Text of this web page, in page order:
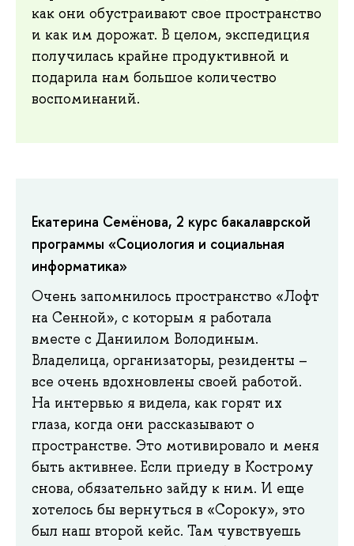
как они обустраивают свое пространство
и как им дорожат. В целом, экспедиция
получилась крайне продуктивной и
подарила нам большое количество
воспоминаний.
Екатерина Семёнова, 2 курс бакалаврской
программы «Социология и социальная
информатика»
Очень запомнилось пространство «Лофт
на Сенной», с которым я работала
вместе с Даниилом Володиным.
Владелица, организаторы, резиденты –
все очень вдохновлены своей работой.
На интервью я видела, как горят их
глаза, когда они рассказывают о
пространстве. Это мотивировало и меня
быть активнее. Если приеду в Кострому
снова, обязательно зайду к ним. И еще
хотелось бы вернуться в «Сороку», это
был наш второй кейс. Там чувствуешь